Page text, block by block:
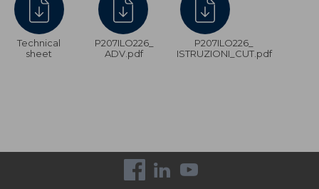
Technical
sheet
P207ILO226_
ADV.pdf
P207ILO226_
ISTRUZIONI_CUT.pdf